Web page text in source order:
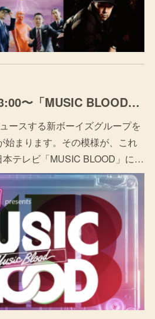
[TV] 5月27日(金)23:00〜「MUSIC BLOOD」THE NEXT UPコーナーにて、KEN THE 390がプロデュースする新ボーイズグループをデビュープロジェクトが始まります。
ースする新ボーイズグループを
始まります。その模様が、これ
テレビ「MUSIC BLOOD」に…